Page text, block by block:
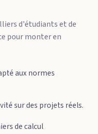
d'étudiants et de
pour monter en
aux normes
sur des projets réels.
de calcul